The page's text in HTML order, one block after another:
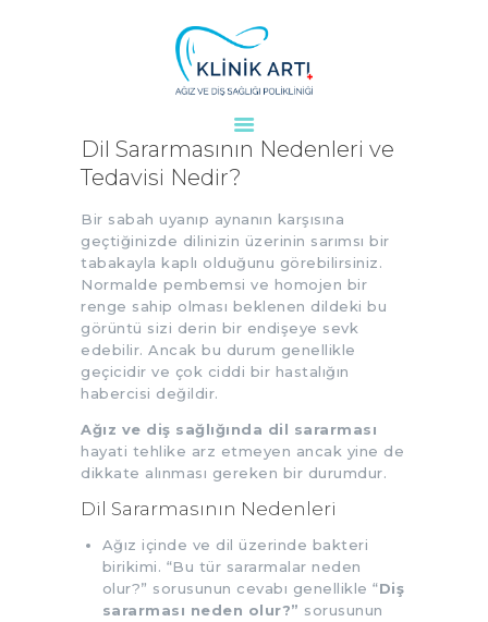
ANASAYFA
KURUMSAL
TEDAVILER
VAKALAR
KVKK
AYDINLATMA
METNI
BLOG
KLINIĞIMIZ
İLETIŞIM
Dil Sararmasının Nedenleri ve
Tedavisi Nedir?
Bir sabah uyanıp aynanın karşısına
geçtiğinizde dilinizin üzerinin sarımsı bir
tabakayla kaplı olduğunu görebilirsiniz.
Normalde pembemsi ve homojen bir
renge sahip olması beklenen dildeki bu
görüntü sizi derin bir endişeye sevk
edebilir. Ancak bu durum genellikle
geçicidir ve çok ciddi bir hastalığın
habercisi değildir.
Ağız ve diş sağlığında dil sararması
hayati tehlike arz etmeyen ancak yine de
dikkate alınması gereken bir durumdur.
Dil Sararmasının Nedenleri
Ağız içinde ve dil üzerinde bakteri
birikimi. “Bu tür sararmalar neden
olur?” sorusunun cevabı genellikle “Diş
sararması neden olur?” sorusunun